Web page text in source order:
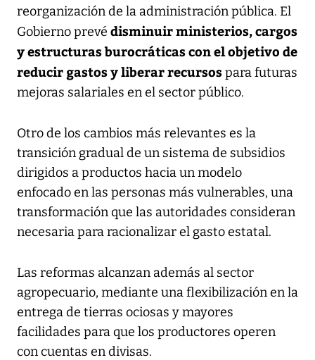
reorganización de la administración pública. El
Gobierno prevé disminuir ministerios, cargos
y estructuras burocráticas con el objetivo de
reducir gastos y liberar recursospara futuras
mejoras salariales en el sector público.
Otro de los cambios más relevantes es la
transición gradual de un sistema de subsidios
dirigidos a productos hacia un modelo
enfocado en las personas más vulnerables, una
transformación que las autoridades consideran
necesaria para racionalizar el gasto estatal.
Las reformas alcanzan además al sector
agropecuario, mediante una flexibilización en la
entrega de tierras ociosas y mayores
facilidades para que los productores operen
con cuentas en divisas.